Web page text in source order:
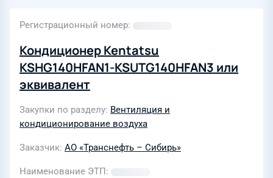
Регистрационный номер
Кондиционер Kentatsu
KSHG140HFAN1-KSUTG140HFAN3 или
эквивалент
Закупки по разделу Вентиляция и
кондиционирование воздуха
Заказчик АО «Транснефть – Сибирь»
Наименование ЭТП